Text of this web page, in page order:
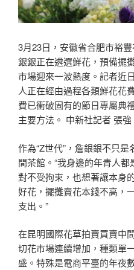
3月23日，安徽省合肥市裕
銀銀正在遴選鮮花，預備擺
市場迎來一波熱度。記者近
人正在經由過程各類鮮花花
費已衝破固有的節日專屬典
主要方法。 中新社記者 張強
作為“Z世代”，詹銀銀不只
間茶館。“我身邊的年青人都
對不受拘束，也想著讓本身
好花，擺攤賣花本錢不高，
支出。”
在昆明國際花草拍賣買賣中
切花市場連續增加，種類單
盛。特殊是電商平臺的年夜